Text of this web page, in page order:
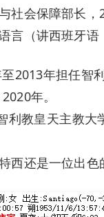
社会保障部长，
言（讲西班牙语
2013年担任智
年。
教皇天主教大
西还是一位出色